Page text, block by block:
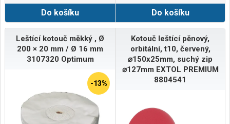
Do košíku
Do košíku
Leštící kotouč měkký , Ø
200 × 20 mm / Ø 16 mm
3107320 Optimum
-13%
Kotouč leštící pěnový,
orbitální, t10, červený,
⌀150x25mm, suchý zip
⌀127mm EXTOL PREMIUM
8804541